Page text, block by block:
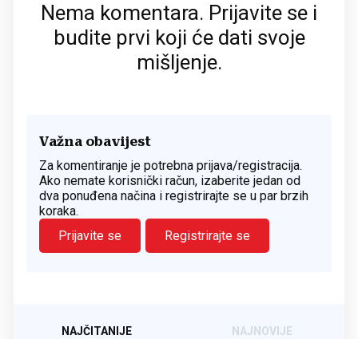
Nema komentara. Prijavite se i
budite prvi koji će dati svoje
mišljenje.
Važna obavijest
Za komentiranje je potrebna prijava/registracija.
Ako nemate korisnički račun, izaberite jedan od
dva ponuđena načina i registrirajte se u par brzih
koraka.
Prijavite se
Registrirajte se
NAJČITANIJE NAJNOVIJE